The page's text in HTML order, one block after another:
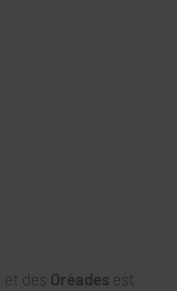
et des Oréades est